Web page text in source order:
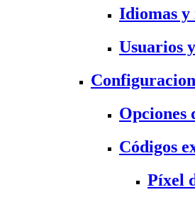
Idiomas y
Usuarios
Opciones
Códigos
Píxel